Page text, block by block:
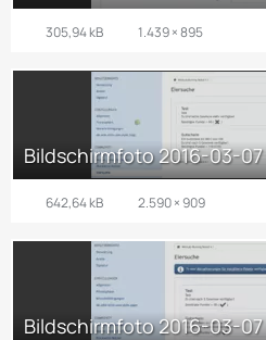
305,94 kB 1.439 × 895
Bildschirmfoto 2016-03-07
642,64 kB 2.590 × 909
Bildschirmfoto 2016-03-07